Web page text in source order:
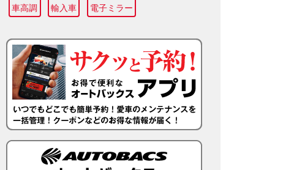
車高調 輸入車 電子ミラー